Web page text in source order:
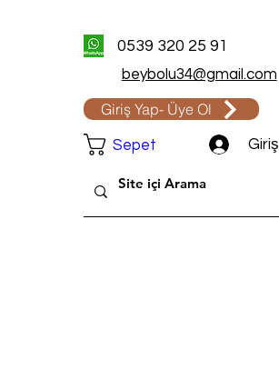
0539 320 25 91
beybolu34@gmail.com
Giriş Yap- Üye Ol
Sepet Giriş